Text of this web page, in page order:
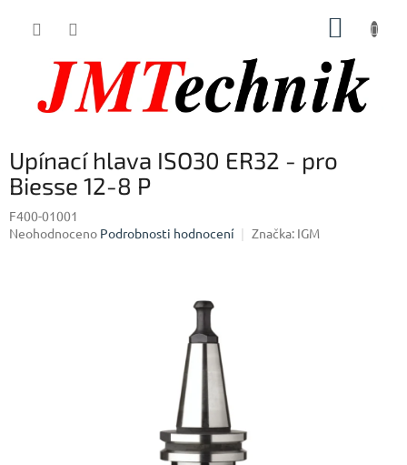
Upínací hlava ISO30 ER32 - pro
Biesse 12-8 P
F400-01001
Průměrné
Neohodnoceno Podrobnosti hodnocení Značka: IGM